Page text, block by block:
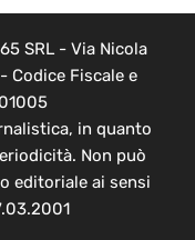
SRL - Via Nicola
Codice Fiscale e
in quanto
Non può
editoriale ai sensi